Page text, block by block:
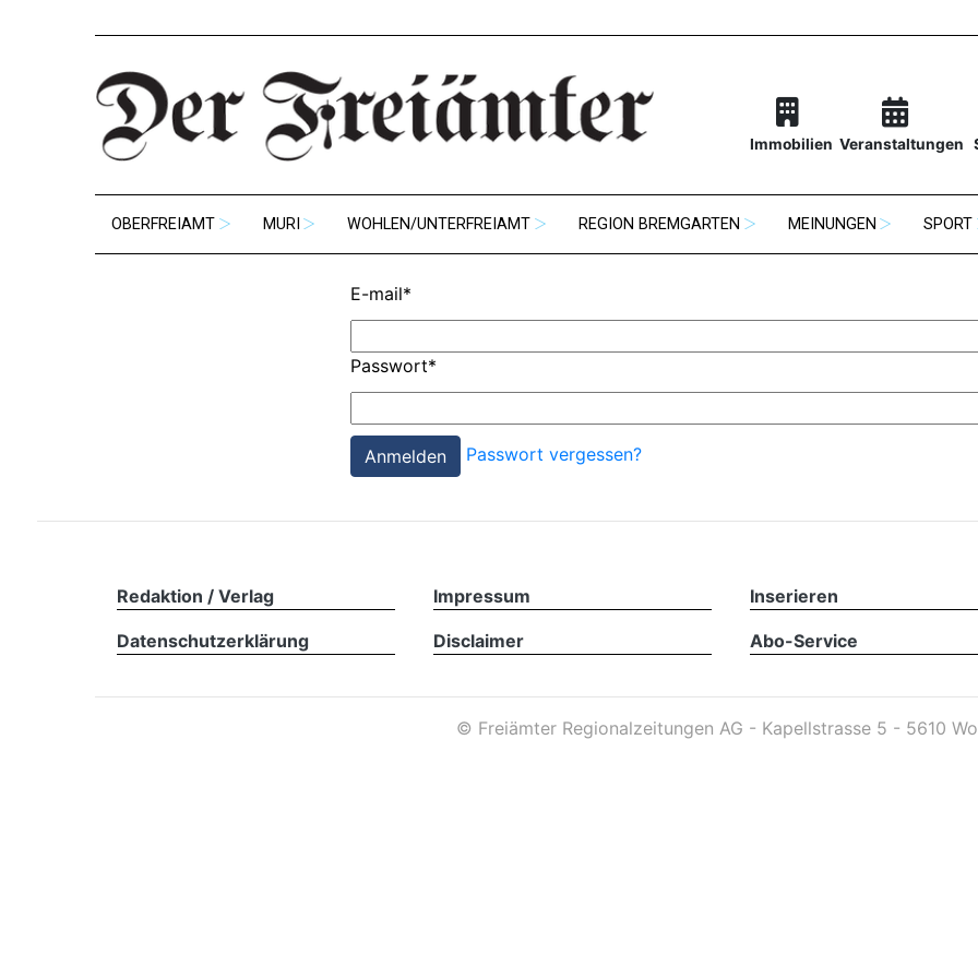
Immobilien Veranstaltungen
OBERFREIAMT MURI WOHLEN/UNTERFREIAMT REGION BREMGARTEN MEINUNGEN SPORT
E-mail*
Passwort*
Passwort vergessen?
Redaktion / Verlag Impressum Inserieren
Datenschutzerklärung Disclaimer Abo-Service
© Freiämter Regionalzeitungen AG - Kapellstrasse 5 - 5610